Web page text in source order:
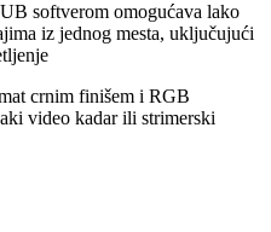
softverom omogućava lako
iz jednog mesta, uključujući
crnim finišem i RGB
video kadar ili strimerski